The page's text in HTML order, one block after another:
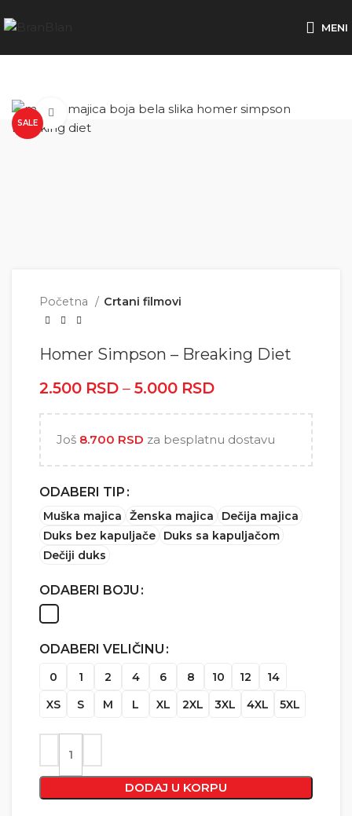
MENI
SALE
Click to enlarge
Početna Crtani filmovi
Homer Simpson – Breaking Diet
2.500 RSD – 5.000 RSD
Još 8.700 RSD za besplatnu dostavu
ODABERI TIP
Muška majica Ženska majica
Dečija majica
Duks bez kapuljače
Duks sa kapuljačom
Dečiji duks
ODABERI BOJU
ODABERI VELIČINU
0 1 2 4 6 8 10 12
14
XS
S M L XL 2XL 3XL 4XL 5XL
DODAJ U KORPU